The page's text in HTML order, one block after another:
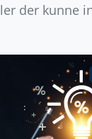
der kunne